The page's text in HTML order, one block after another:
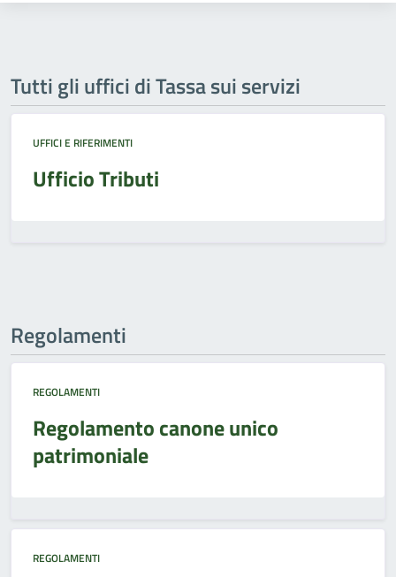
Tutti gli uffici di Tassa sui servizi
UFFICI E RIFERIMENTI
Ufficio Tributi
Regolamenti
REGOLAMENTI
Regolamento canone unico
patrimoniale
REGOLAMENTI